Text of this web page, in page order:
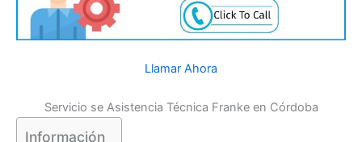
Llamar Ahora
Servicio se Asistencia Técnica Franke en Córdoba
Información